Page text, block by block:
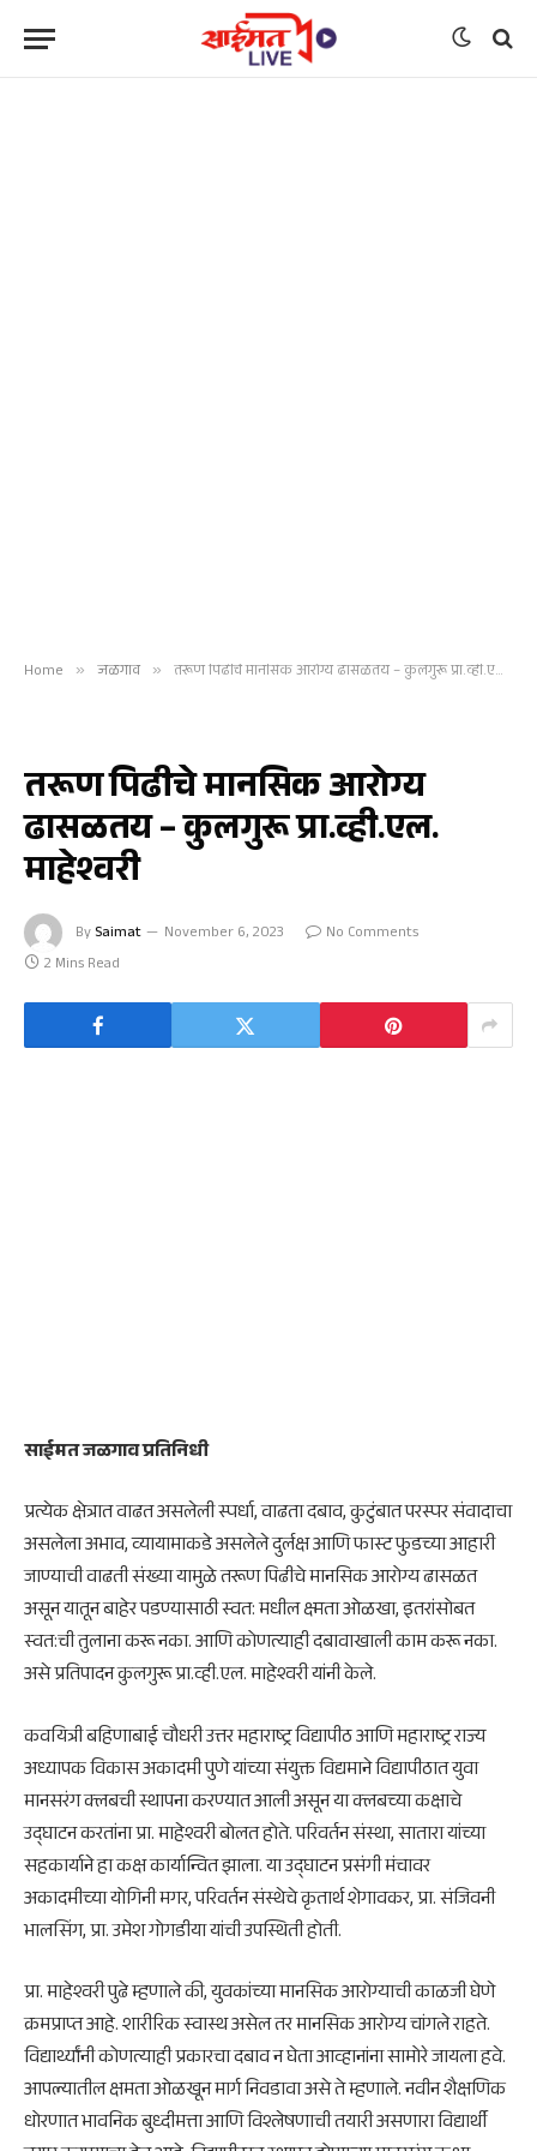
Home » जळगाव » तरूण पिढीचे मानसिक आरोग्य ढासळतय – कुलगुरू प्रा.व्ही.एल. माहेश्वरी
तरूण पिढीचे मानसिक आरोग्य
ढासळतय – कुलगुरू प्रा.व्ही.एल.
माहेश्वरी
By Saimat November 6, 2023
No Comments
2 Mins Read
साईमत जळगाव प्रतिनिधी
प्रत्येक क्षेत्रात वाढत असलेली स्पर्धा, वाढता दबाव, कुटुंबात परस्पर संवादाचा
असलेला अभाव, व्यायामाकडे असलेले दुर्लक्ष आणि फास्ट फुडच्या आहारी
जाण्याची वाढती संख्या यामुळे तरूण पिढीचे मानसिक आरोग्य ढासळत
असून यातून बाहेर पडण्यासाठी स्वत: मधील क्ष्मता ओळखा, इतरांसोबत
स्वत:ची तुलाना करू नका. आणि कोणत्याही दबावाखाली काम करू नका.
असे प्रतिपादन कुलगुरू प्रा.व्ही.एल. माहेश्वरी यांनी केले.
कवयित्री बहिणाबाई चौधरी उत्तर महाराष्ट्र विद्यापीठ आणि महाराष्ट्र राज्य
अध्यापक विकास अकादमी पुणे यांच्या संयुक्त विद्यमाने विद्यापीठात युवा
मानसरंग क्लबची स्थापना करण्यात आली असून या क्लबच्या कक्षाचे
उद्घाटन करतांना प्रा. माहेश्वरी बोलत होते. परिवर्तन संस्था, सातारा यांच्या
सहकार्याने हा कक्ष कार्यान्वित झाला. या उद्घाटन प्रसंगी मंचावर
अकादमीच्या योगिनी मगर, परिवर्तन संस्थेचे कृतार्थ शेगावकर, प्रा. संजिवनी
भालसिंग, प्रा. उमेश गोगडीया यांची उपस्थिती होती.
प्रा. माहेश्वरी पुढे म्हणाले की, युवकांच्या मानसिक आरोग्याची काळजी घेणे
क्रमप्राप्त आहे. शारीरिक स्वास्थ असेल तर मानसिक आरोग्य चांगले राहते.
विद्यार्थ्यांनी कोणत्याही प्रकारचा दबाव न घेता आव्हानांना सामोरे जायला हवे.
आपल्यातील क्षमता ओळखून मार्ग निवडावा असे ते म्हणाले. नवीन शैक्षणिक
धोरणात भावनिक बुध्दीमत्ता आणि विश्लेषणाची तयारी असणारा विद्यार्थी